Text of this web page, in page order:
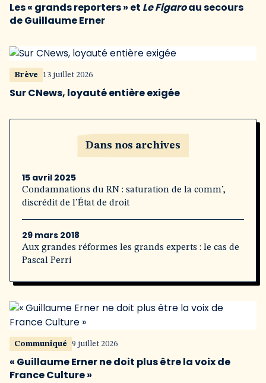
Les « grands reporters » et Le Figaroau secours
de Guillaume Erner
Brève 13 juillet 2026
Sur CNews, loyauté entière exigée
Dans nos archives
15 avril 2025
Condamnations du RN : saturation de la comm’,
discrédit de l’État de droit
29 mars 2018
Aux grandes réformes les grands experts : le cas de
Pascal Perri
Communiqué 9 juillet 2026
« Guillaume Erner ne doit plus être la voix de
France Culture »